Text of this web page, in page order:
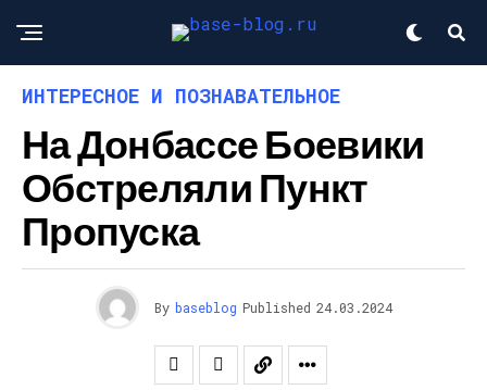
ИНТЕРЕСНОЕ И ПОЗНАВАТЕЛЬНОЕ
На Донбассе Боевики
Обстреляли Пункт
Пропуска
By baseblog Published 24.03.2024